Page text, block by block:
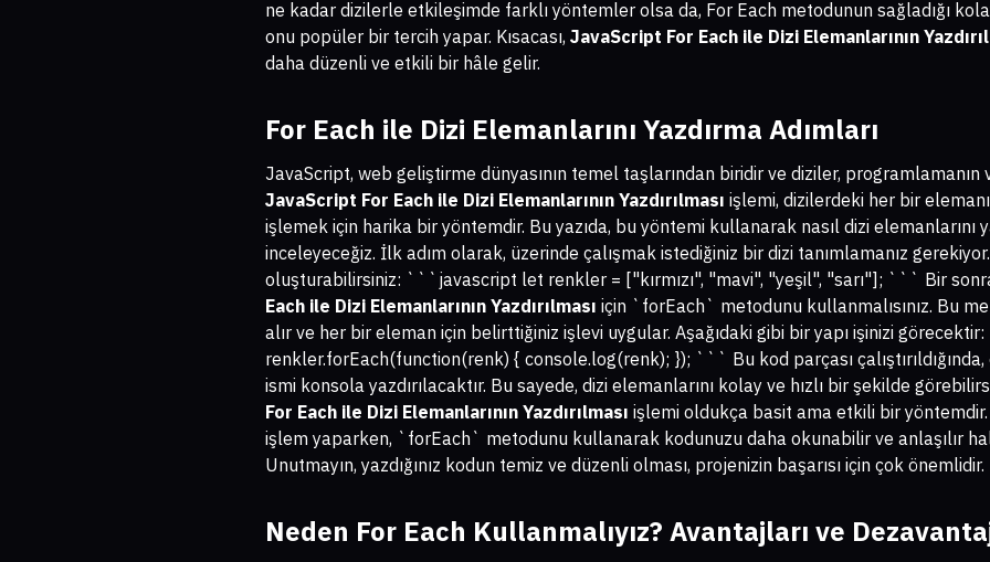
ne kadar dizilerle etkileşimde farklı yöntemler olsa da, For Each metodunun sağladığı
onu popüler bir tercih yapar. Kısacası, JavaScript For Each ile Dizi Elemanlarının
daha düzenli ve etkili bir hâle gelir.
For Each ile Dizi Elemanlarını Yazdırma Adımları
JavaScript, web geliştirme dünyasının temel taşlarından biridir ve diziler, programlamanın
JavaScript For Each ile Dizi Elemanlarının Yazdırılması işlemi, dizilerdeki her bir
işlemek için harika bir yöntemdir. Bu yazıda, bu yöntemi kullanarak nasıl dizi elemanlarını
inceleyeceğiz. İlk adım olarak, üzerinde çalışmak istediğiniz bir dizi tanımlamanız
oluşturabilirsiniz: ```javascript let renkler = ["kırmızı", "mavi", "yeşil", "sarı"]; ``` Bir
Each ile Dizi Elemanlarının Yazdırılması için `forEach` metodunu kullanmalısınız. Bu
alır ve her bir eleman için belirttiğiniz işlevi uygular. Aşağıdaki gibi bir yapı işinizi
renkler.forEach(function(renk) { console.log(renk); }); ``` Bu kod parçası
ismi konsola yazdırılacaktır. Bu sayede, dizi elemanlarını kolay ve hızlı bir şekilde
For Each ile Dizi Elemanlarının Yazdırılması işlemi oldukça basit ama etkili bir
işlem yaparken, `forEach` metodunu kullanarak kodunuzu daha okunabilir ve anlaşılır
Unutmayın, yazdığınız kodun temiz ve düzenli olması, projenizin başarısı için çok önemlidir.
Neden For Each Kullanmalıyız? Avantajları ve